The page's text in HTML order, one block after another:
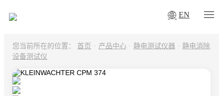
EN
您当前所在的位置： 首页 · 产品中心 · 静电测试仪器 · 静电消除
设备测试仪